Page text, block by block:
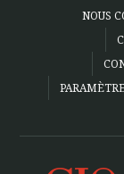
NOUS